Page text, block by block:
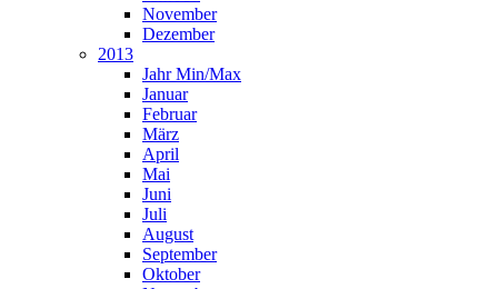
November
Dezember
2013
Jahr Min/Max
Januar
Februar
März
April
Mai
Juni
Juli
August
September
Oktober